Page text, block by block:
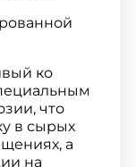
ко
что
в сырых
а
на